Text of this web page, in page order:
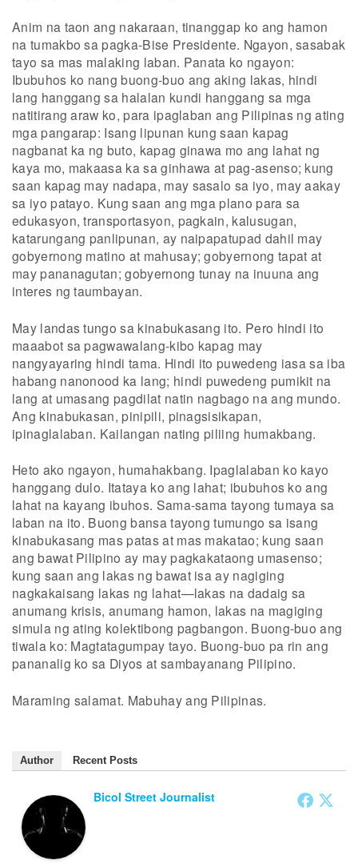
Anim na taon ang nakaraan, tinanggap ko ang hamon
na tumakbo sa pagka-Bise Presidente. Ngayon, sasabak
tayo sa mas malaking laban. Panata ko ngayon:
Ibubuhos ko nang buong-buo ang aking lakas, hindi
lang hanggang sa halalan kundi hanggang sa mga
natitirang araw ko, para ipaglaban ang Pilipinas ng ating
mga pangarap: Isang lipunan kung saan kapag
nagbanat ka ng buto, kapag ginawa mo ang lahat ng
kaya mo, makaasa ka sa ginhawa at pag-asenso; kung
saan kapag may nadapa, may sasalo sa iyo, may aakay
sa iyo patayo. Kung saan ang mga plano para sa
edukasyon, transportasyon, pagkain, kalusugan,
katarungang panlipunan, ay naipapatupad dahil may
gobyernong matino at mahusay; gobyernong tapat at
may pananagutan; gobyernong tunay na inuuna ang
interes ng taumbayan.
May landas tungo sa kinabukasang ito. Pero hindi ito
maaabot sa pagwawalang-kibo kapag may
nangyayaring hindi tama. Hindi ito puwedeng iasa sa iba
habang nanonood ka lang; hindi puwedeng pumikit na
lang at umasang pagdilat natin nagbago na ang mundo.
Ang kinabukasan, pinipili, pinagsisikapan,
ipinaglalaban. Kailangan nating piliing humakbang.
Heto ako ngayon, humahakbang. Ipaglalaban ko kayo
hanggang dulo. Itataya ko ang lahat; ibubuhos ko ang
lahat na kayang ibuhos. Sama-sama tayong tumaya sa
laban na ito. Buong bansa tayong tumungo sa isang
kinabukasang mas patas at mas makatao; kung saan
ang bawat Pilipino ay may pagkakataong umasenso;
kung saan ang lakas ng bawat isa ay nagiging
nagkakaisang lakas ng lahat—lakas na dadaig sa
anumang krisis, anumang hamon, lakas na magiging
simula ng ating kolektibong pagbangon. Buong-buo ang
tiwala ko: Magtatagumpay tayo. Buong-buo pa rin ang
pananalig ko sa Diyos at sambayanang Pilipino.
Maraming salamat. Mabuhay ang Pilipinas.
Author Recent Posts
Bicol Street Journalist